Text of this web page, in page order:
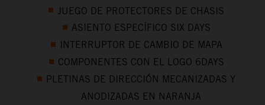
JUEGO DE PROTECTORES DE CHASIS
ASIENTO ESPECÍFICO SIX DAYS
INTERRUPTOR DE CAMBIO DE MAPA
COMPONENTES CON EL LOGO 6DAYS
PLETINAS DE DIRECCIÓN MECANIZADAS Y
ANODIZADAS EN NARANJA